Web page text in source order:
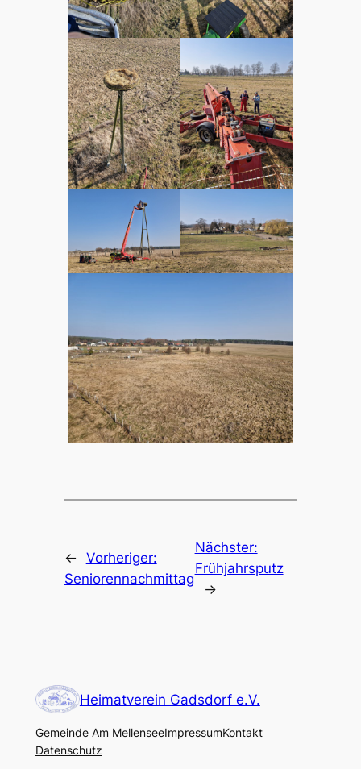
← Vorheriger:
Seniorennachmittag
Nächster:
Frühjahrsputz
→
Heimatverein Gadsdorf e.V.
Gemeinde Am MellenseeImpressumKontakt
Datenschutz